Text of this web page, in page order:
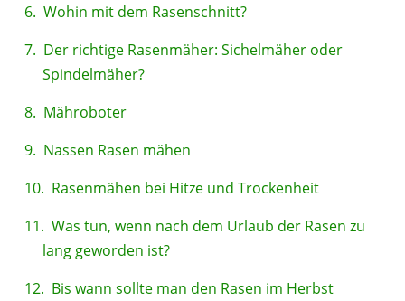
6. Wohin mit dem Rasenschnitt?
7. Der richtige Rasenmäher: Sichelmäher oder
Spindelmäher?
8. Mähroboter
9. Nassen Rasen mähen
10. Rasenmähen bei Hitze und Trockenheit
11. Was tun, wenn nach dem Urlaub der Rasen zu
lang geworden ist?
12. Bis wann sollte man den Rasen im Herbst